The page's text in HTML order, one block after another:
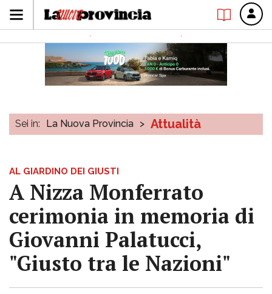
Sei in: La Nuova Provincia > Attualità
AL GIARDINO DEI GIUSTI
A Nizza Monferrato
cerimonia in memoria di
Giovanni Palatucci,
"Giusto tra le Nazioni"